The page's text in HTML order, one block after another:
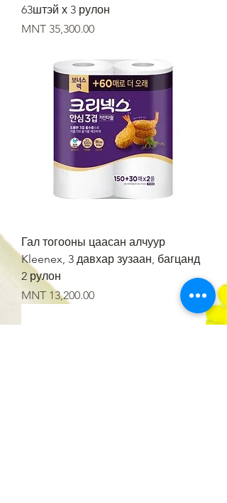
63штэй х 3 рулон
Price
MNT 35,300.00
Гал тогооны цаасан алчуур
Kleenex, 3 давхар зузаан, багцанд
2 рулон
Price
MNT 13,200.00